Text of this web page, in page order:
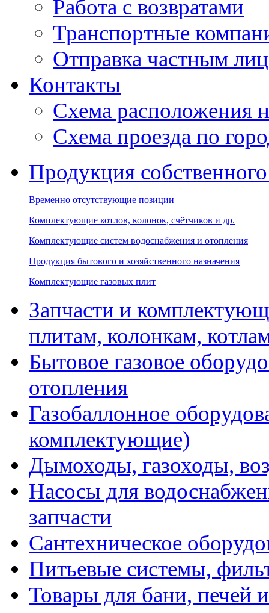
Работа с возвратами
Транспортные
Отправка частным
Контакты
Схема расположения
Схема проезда по
Продукция
Временно отсутствующие позиции
Комплектующие котлов, колонок, счётчиков и др.
Комплектующие систем водоснабжения и отопления
Продукция бытового и хозяйственного назначения
Комплектующие газовых плит
Запчасти и
плитам, колонкам,
Бытовое газовое
отопления
Газобаллонное
комплектующие)
Дымоходы, газоходы,
Насосы для
запчасти
Сантехническое
Питьевые системы,
Товары для бани, печей